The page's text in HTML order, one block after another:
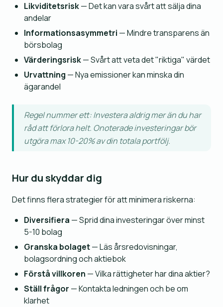
Likviditetsrisk— Det kan vara svårt att sälja dina
andelar
Informationsasymmetri — Mindre transparens än
börsbolag
Värderingsrisk— Svårt att veta det "riktiga" värdet
Urvattning — Nya emissioner kan minska din
ägarandel
Regel nummer ett: Investera aldrig mer än du har
råd att förlora helt. Onoterade investeringar bör
utgöra max 10-20% av din totala portfölj.
Hur du skyddar dig
Det finns flera strategier för att minimera riskerna:
Diversifiera — Sprid dina investeringar över minst
5-10 bolag
Granska bolaget— Läs årsredovisningar,
bolagsordning och aktiebok
Förstå villkoren — Vilka rättigheter har dina aktier?
Ställ frågor — Kontakta ledningen och be om
klarhet